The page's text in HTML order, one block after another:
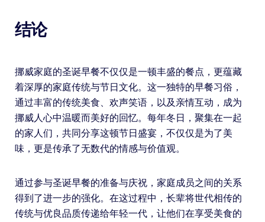
结论
挪威家庭的圣诞早餐不仅仅是一顿丰盛的餐点，更蕴藏
着深厚的家庭传统与节日文化。这一独特的早餐习俗，
通过丰富的传统美食、欢声笑语，以及亲情互动，成为
挪威人心中温暖而美好的回忆。每年冬日，聚集在一起
的家人们，共同分享这顿节日盛宴，不仅仅是为了美
味，更是传承了无数代的情感与价值观。
通过参与圣诞早餐的准备与庆祝，家庭成员之间的关系
得到了进一步的强化。在这过程中，长辈将世代相传的
传统与优良品质传递给年轻一代，让他们在享受美食的